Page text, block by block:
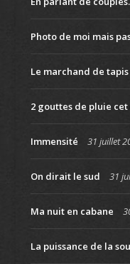
Photo de moi mais
Le marchand de tapis
2 gouttes de pluie cet
Immensité 31 juillet
On dirait le sud 31
Ma nuit en cabane
La puissance de la